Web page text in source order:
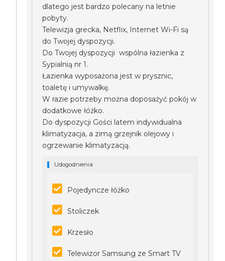
dlatego jest bardzo polecany na letnie
pobyty.
Telewizja grecka, Netflix, Internet Wi-Fi są
do Twojej dyspozycji.
Do Twojej dyspozycji wspólna łazienka z
Sypialnią nr 1.
Łazienka wyposażona jest w prysznic,
toaletę i umywalkę.
W razie potrzeby można doposażyć pokój w
dodatkowe łóżko.
Do dyspozycji Gości latem indywidualna
klimatyzacja, a zimą grzejnik olejowy i
ogrzewanie klimatyzacją.
Udogodnienia
Pojedyncze łóżko
Stoliczek
Krzesło
Telewizor Samsung ze Smart TV